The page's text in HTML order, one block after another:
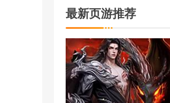
最新页游推荐